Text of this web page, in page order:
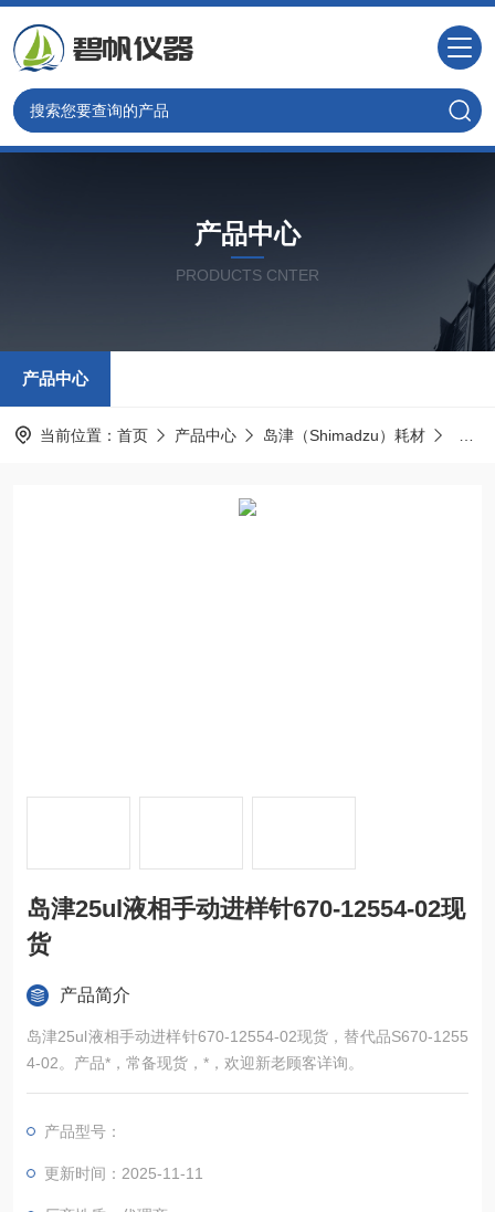
产品中心
PRODUCTS CNTER
产品中心
当前位置： 首页 产品中心 岛津（Shimadzu）耗材
岛津25ul液相手动进样针670-12554-02现
货
产品简介
岛津25ul液相手动进样针670-12554-02现货，替代品S670-1255
4-02。产品*，常备现货，*，欢迎新老顾客详询。
产品型号：
更新时间：2025-11-11